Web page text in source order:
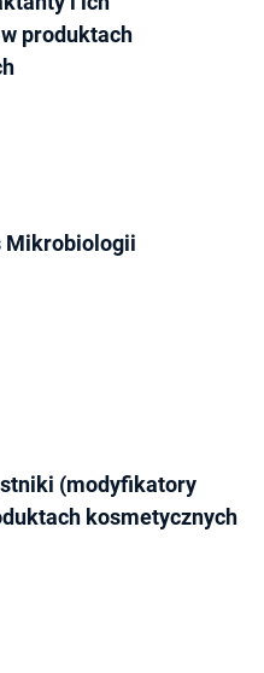
produktach
Mikrobiologii
(modyfikatory
kosmetycznych